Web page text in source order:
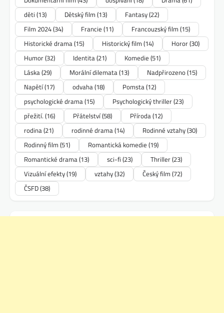
děti (13) Dětský film (13) Fantasy(22)
Film 2024(34) Francie (11) Francouzský film (15)
Historické drama(15) Historický film (14) Horor(30)
Humor(32) Identita(21) Komedie (51)
Láska(29) Morální dilemata(13) Nadpřirozeno(15)
Napětí(17) odvaha(18) Pomsta(12)
psychologické drama(15) Psychologický thriller(23)
přežití. (16) Přátelství(58) Příroda(12)
rodina(21) rodinné drama(14) Rodinné vztahy(30)
Rodinný film (51) Romantická komedie (19)
Romantické drama(13) sci-fi (23) Thriller(23)
Vizuální efekty(19) vztahy(32) Český film (72)
ČSFD(38)